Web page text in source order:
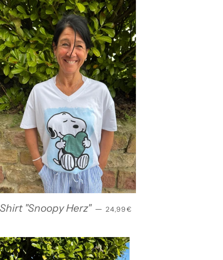
"Snoopy Herz" — NORMALER PREIS
24,99€